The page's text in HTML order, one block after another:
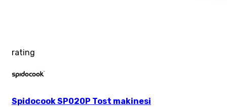
rating
Spidocook SP020P Tost makinesi